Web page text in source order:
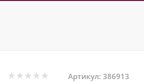
Артикул: 386913